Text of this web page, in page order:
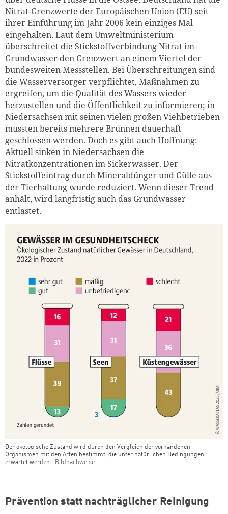
Nitrat-Grenzwerte der Europäischen Union (EU) seit
ihrer Einführung im Jahr 2006 kein einziges Mal
eingehalten. Laut dem Umweltministerium
überschreitet die Stickstoffverbindung Nitrat im
Grundwasser den Grenzwert an einem Viertel der
bundesweiten Messstellen. Bei Überschreitungen sind
die Wasserversorger verpflichtet, Maßnahmen zu
ergreifen, um die Qualität des Wassers wieder
herzustellen und die Öffentlichkeit zu informieren; in
Niedersachsen mit seinen vielen großen Viehbetrieben
mussten bereits mehrere Brunnen dauerhaft
geschlossen werden. Doch es gibt auch Hoffnung:
Aktuell sinken in Niedersachsen die
Nitratkonzentrationen im Sickerwasser. Der
Stickstoffeintrag durch Mineraldünger und Gülle aus
der Tierhaltung wurde reduziert. Wenn dieser Trend
anhält, wird langfristig auch das Grundwasser
entlastet.
Der ökologische Zustand wird durch den Vergleich der vorhandenen
Organismen mit den Arten bestimmt, die unter natürlichen Bedingungen
erwartet werden
Bildnachweise
Prävention statt nachträglicher Reinigung